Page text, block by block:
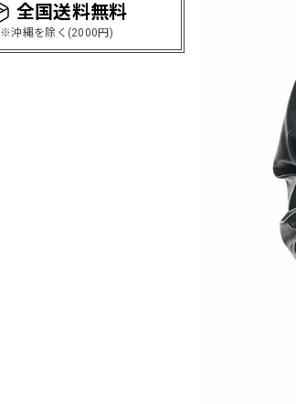
全国送料無料
※沖縄を除く(2000円)